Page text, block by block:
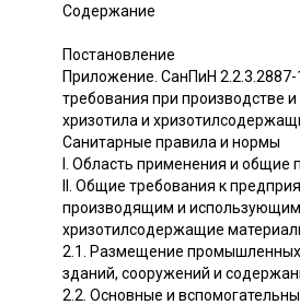
Содержание
Постановление
Приложение. СанПиН 2.2.3.2887-
требования при производстве
хризотила и
Санитарные правила и нормы
I. Область применения и общие
II. Общие требования к
производящим и использующим
хризотилсодержащие
2.1. Размещение
зданий, сооружений и
2.2. Основные и